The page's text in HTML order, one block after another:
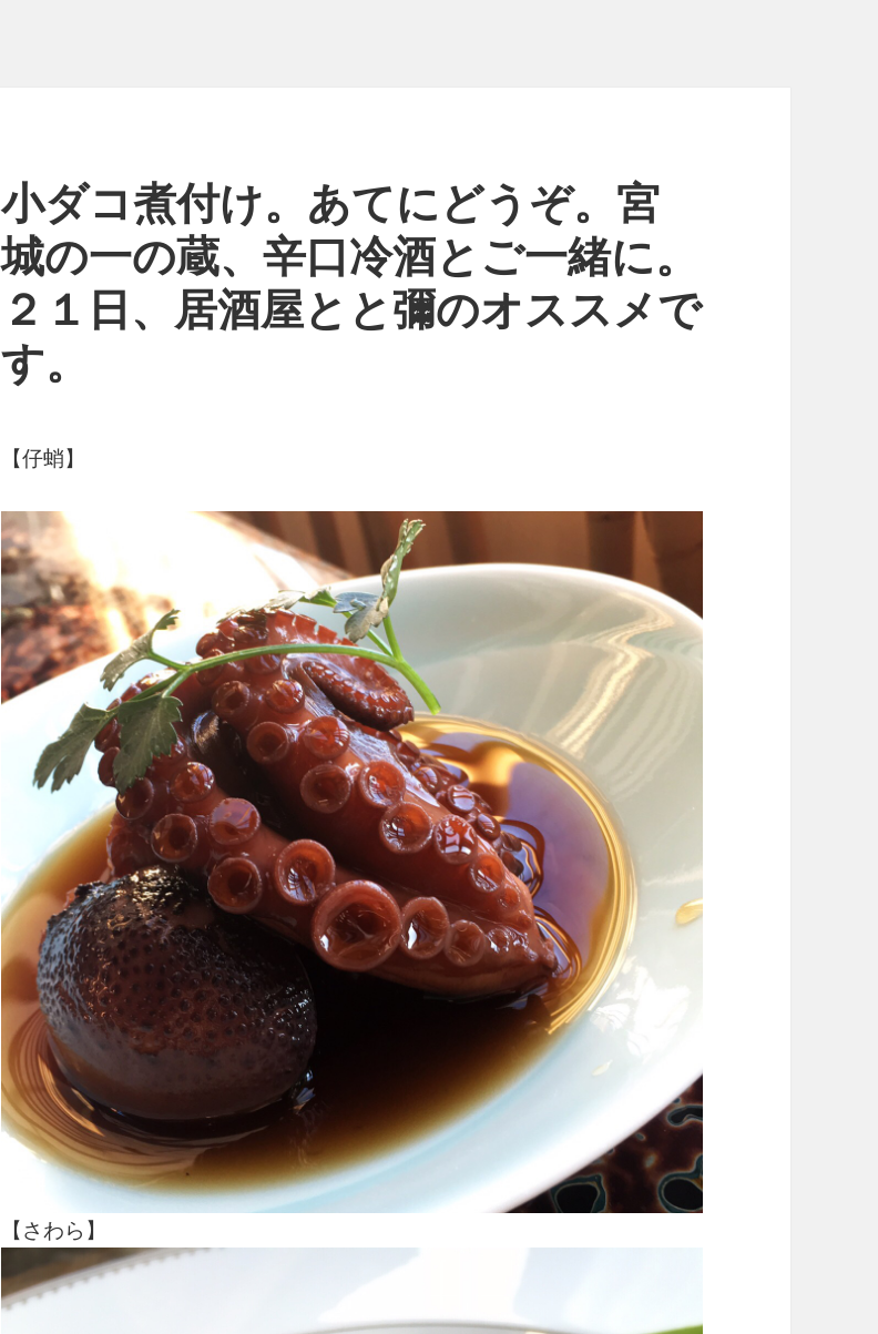
小ダコ煮付け。あてにどうぞ。宮
城の一の蔵、辛口冷酒とご一緒に。
２１日、居酒屋とと彌のオススメで
す。
【仔蛸】
【さわら】